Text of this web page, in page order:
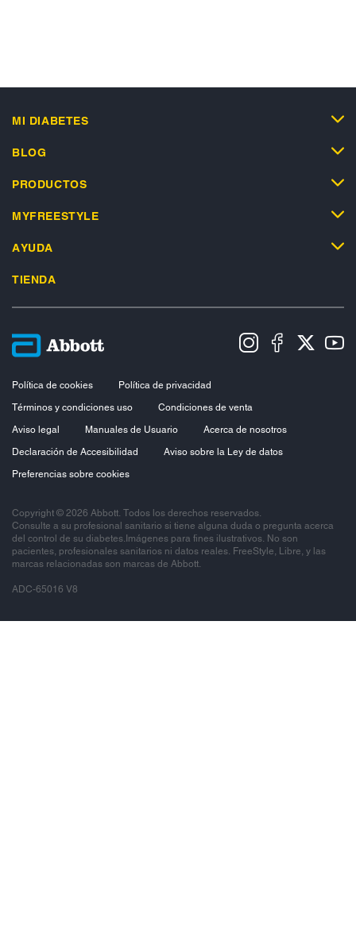
MI DIABETES
BLOG
PRODUCTOS
MYFREESTYLE
AYUDA
TIENDA
Política de cookies
Política de privacidad
Términos y condiciones uso
Condiciones de venta
Aviso legal
Manuales de Usuario
Acerca de nosotros
Declaración de Accesibilidad
Aviso sobre la Ley de datos
Preferencias sobre cookies
Copyright © 2026 Abbott. Todos los derechos reservados.
Consulte a su profesional sanitario si tiene alguna duda o pregunta acerca
del control de su diabetes.Imágenes para fines ilustrativos. No son
pacientes, profesionales sanitarios ni datos reales. FreeStyle, Libre, y las
marcas relacionadas son marcas de Abbott.
ADC-65016 V8